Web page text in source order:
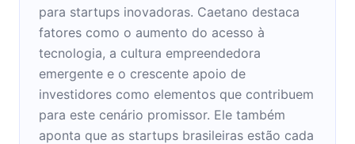
para startups inovadoras. Caetano destaca
fatores como o aumento do acesso à
tecnologia, a cultura empreendedora
emergente e o crescente apoio de
investidores como elementos que contribuem
para este cenário promissor. Ele também
aponta que as startups brasileiras estão cada